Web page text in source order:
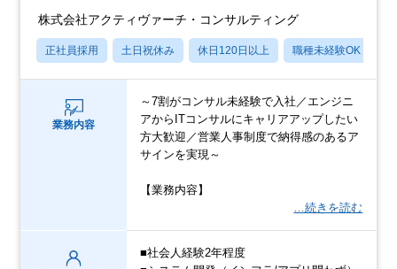
株式会社アクティヴァーチ・コンサルティング
正社員採用 土日祝休み 休日120日以上 職種未経験OK
業務内容
～7割がコンサル未経験で入社／エンジニ
アからITコンサルにキャリアアップしたい
方大歓迎／営業人事制度で納得感のあるア
サインを実現～
【業務内容】
…続きを読む
■社会人経験2年程度